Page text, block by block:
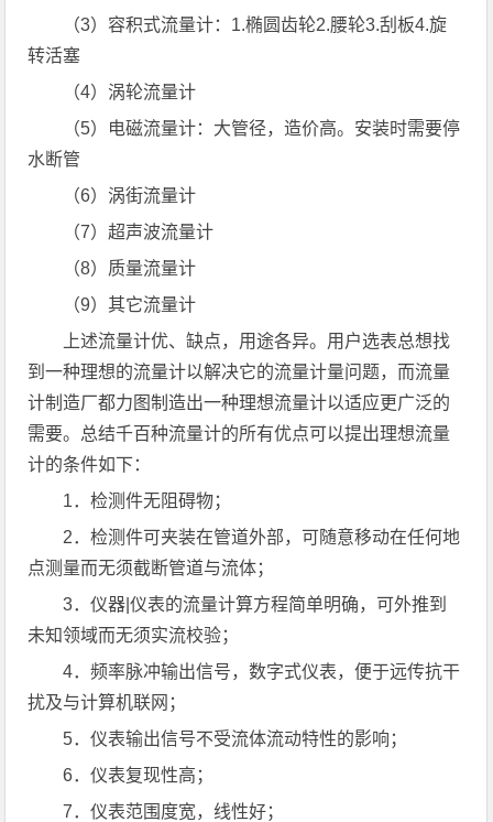
（3）容积式流量计：1.椭圆齿轮2.腰轮3.刮板4.旋
转活塞
（4）涡轮流量计
（5）电磁流量计：大管径，造价高。安装时需要停
水断管
（6）涡街流量计
（7）超声波流量计
（8）质量流量计
（9）其它流量计
上述流量计优、缺点，用途各异。用户选表总想找
到一种理想的流量计以解决它的流量计量问题，而流量
计制造厂都力图制造出一种理想流量计以适应更广泛的
需要。总结千百种流量计的所有优点可以提出理想流量
计的条件如下：
1．检测件无阻碍物；
2．检测件可夹装在管道外部，可随意移动在任何地
点测量而无须截断管道与流体；
3．仪器|仪表的流量计算方程简单明确，可外推到
未知领域而无须实流校验；
4．频率脉冲输出信号，数字式仪表，便于远传抗干
扰及与计算机联网；
5．仪表输出信号不受流体流动特性的影响；
6．仪表复现性高；
7．仪表范围度宽，线性好；